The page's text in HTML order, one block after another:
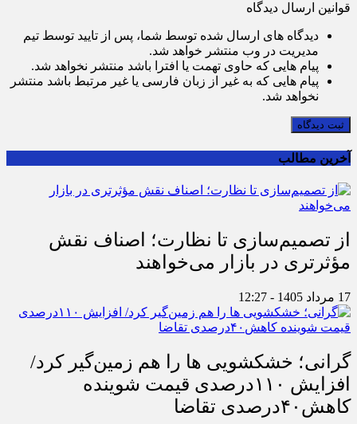
قوانین ارسال دیدگاه
دیدگاه های ارسال شده توسط شما، پس از تایید توسط تیم
مدیریت در وب منتشر خواهد شد.
پیام هایی که حاوی تهمت یا افترا باشد منتشر نخواهد شد.
پیام هایی که به غیر از زبان فارسی یا غیر مرتبط باشد منتشر
نخواهد شد.
ثبت دیدگاه
آخرین مطالب
از تصمیم‌سازی تا نظارت؛ اصناف نقش
مؤثرتری در بازار می‌خواهند
17 مرداد 1405 - 12:27
گرانی؛ خشکشویی‌ ها را هم زمین‌گیر کرد/
افزایش ۱۱۰درصدی قیمت شوینده
کاهش۴۰درصدی تقاضا